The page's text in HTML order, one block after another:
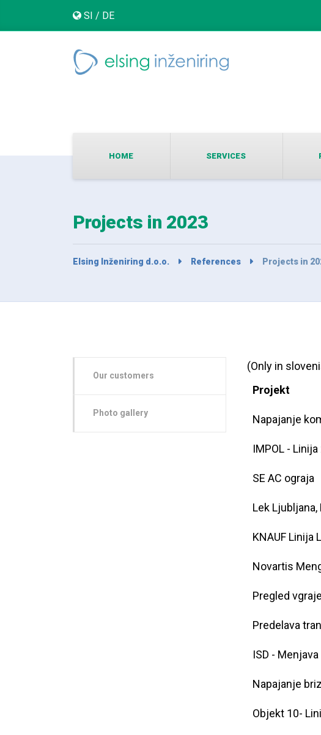
SI / DE
HOME SERVICES
Projects in 2023
Elsing Inženiring d.o.o. References Projects in
(Only in
Projekt
Napajanje
IMPOL -
SE AC ograja
Lek
KNAUF Linija
Novartis
Pregled
Predelava
ISD -
Napajanje
Objekt 10-
Our customers
Photo gallery